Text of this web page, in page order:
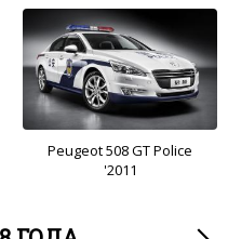
Peugeot 508 GT Police
'2011